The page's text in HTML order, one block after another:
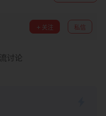
关注 私信
讨论